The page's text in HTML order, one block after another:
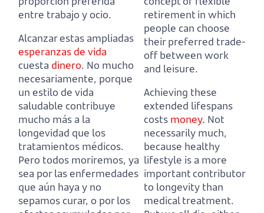
entre trabajo y ocio.
Alcanzar estas ampliadas
esperanzas de vida
cuesta dinero. No mucho
necesariamente, porque
un estilo de vida
saludable contribuye
mucho más a la
longevidad que los
tratamientos médicos.
Pero todos moriremos, ya
sea por las enfermedades
que aún haya y no
sepamos curar, o por los
retirement in which
people can choose
their preferred trade-
off between work
and leisure.
Achieving these
extended lifespans
costs money. Not
necessarily much,
because healthy
lifestyle is a more
important contributor
to longevity than
medical treatment.